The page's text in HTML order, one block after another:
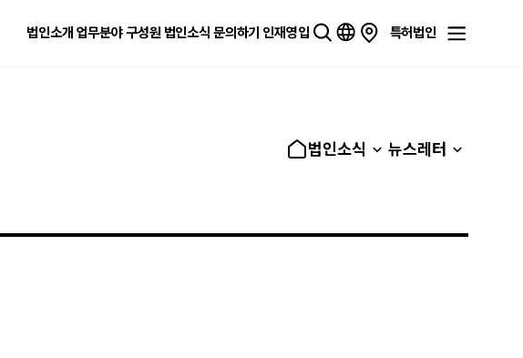
법인소개 업무분야구성원 법인소식 문의하기 인재영입 특허법인
법인소식 뉴스레터